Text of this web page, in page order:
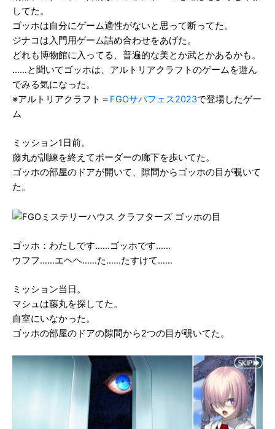
してた。
ゴッホは自分にゲーム適性がないと思って断ってた。
ジナコは入門用ゲーム詰め合わせをあげた。
どれも博物館に入ってる、普遍的な美とか武とかあるかも。
……と聞いてゴッホは、アルトリアクラフトのゲームを遊ん
でみる気になった。
※アルトリアクラフト＝ FGOサバフェス2023で登場したゲー
ム
ミッション1日前。
藤丸が訓練を終えてボーダーの廊下を歩いてた。
ゴッホの部屋のドアが開いて、隙間からゴッホの目が覗いて
た。
ゴッホ：わたしです……ゴッホです……
ウフフ……エヘヘ……た……たすけて……
ミッション当日。
マシュは藤丸を探してた。
自室にいなかった。
ゴッホの部屋のドアの隙間から2つの目が覗いてた。